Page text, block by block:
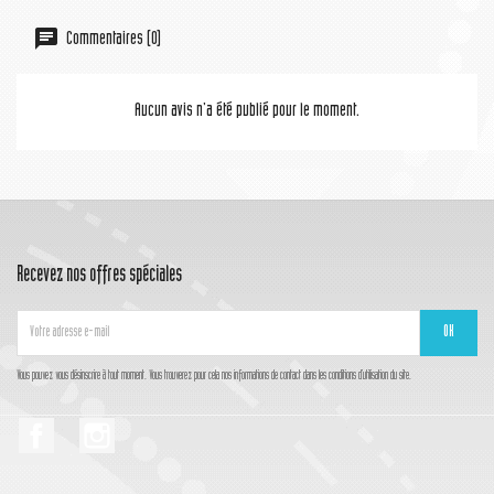
Commentaires (0)
Aucun avis n'a été publié pour le moment.
Recevez nos offres spéciales
Vous pouvez vous désinscrire à tout moment. Vous trouverez pour cela nos informations de contact dans les conditions d'utilisation du site.